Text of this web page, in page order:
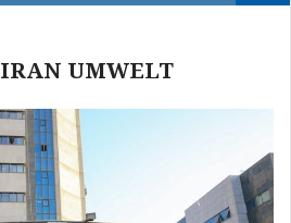
IRAN UMWELT